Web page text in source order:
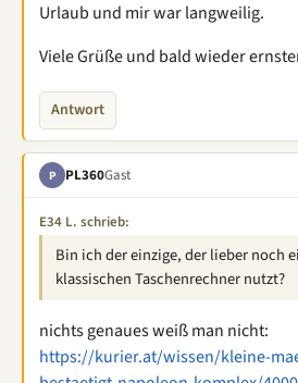
Urlaub und mir war langweilig.
Viele Grüße und bald wieder
Antwort
P PL360Gast
E34 L. schrieb:
Bin ich der einzige, der lieber noch
klassischen Taschenrechner nutzt?
nichts genaues weiß man nicht:
https://kurier.at/wissen/kleine-